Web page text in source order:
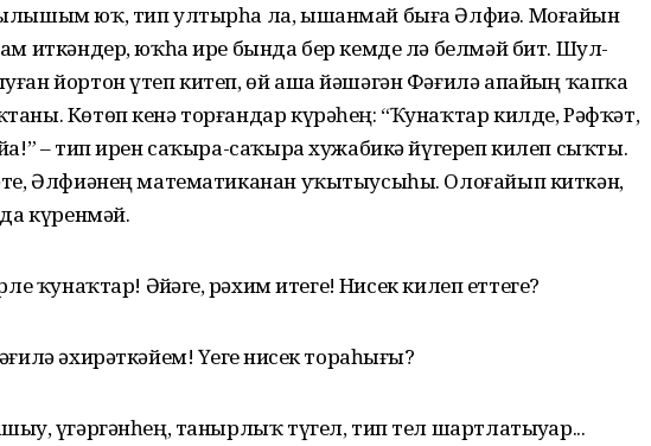
юҡ, тип ултырһа ла, ышанмай быға Әлфиә. Моғайын
иткәндер, юҡһа ире бында бер кемде лә белмәй бит. Шул-
йортон үтеп китеп, өй аша йәшәгән Фәғилә апайҙың ҡапҡа
Көтөп кенә торғандар күрәһең: “Ҡунаҡтар килде, Рәфҡәт,
– тип ирен саҡыра-саҡыра хужабикә йүгереп килеп сыҡты.
Әлфиәнең математиканан уҡытыусыһы. Олоғайып киткән,
күренмәй.
ҡунаҡтар! Әйҙәгеҙ, рәхим итегеҙ! Нисек килеп еттегеҙ?
әхирәткәйем! Үҙегеҙ нисек тораһығыҙ?
үҙгәргәнһең, танырлыҡ түгел, тип тел шартлатыуҙар...